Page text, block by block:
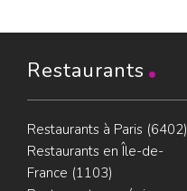
Restaurants
Restaurants à Paris (6402)
Restaurants en Île-de-
France (1103)